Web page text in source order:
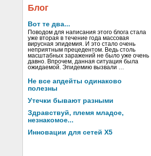
Блог
Вот те два...
Поводом для написания этого блога стала
уже вторая в течение года массовая
вирусная эпидемия. И это стало очень
неприятным прецедентом. Ведь столь
масштабных заражений не было уже очень
давно. Впрочем, данная ситуация была
ожидаемой. Эпидемию вызвали …
Не все апдейты одинаково
полезны
Утечки бывают разными
Здравствуй, племя младое,
незнакомое...
Инновации для сетей X5